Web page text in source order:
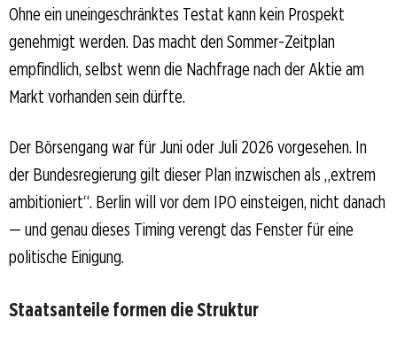
Ohne ein uneingeschränktes Testat kann kein Prospekt
genehmigt werden. Das macht den Sommer-Zeitplan
empfindlich, selbst wenn die Nachfrage nach der Aktie am
Markt vorhanden sein dürfte.
Der Börsengang war für Juni oder Juli 2026 vorgesehen. In
der Bundesregierung gilt dieser Plan inzwischen als „extrem
ambitioniert“. Berlin will vor dem IPO einsteigen, nicht danach
— und genau dieses Timing verengt das Fenster für eine
politische Einigung.
Staatsanteile formen die Struktur